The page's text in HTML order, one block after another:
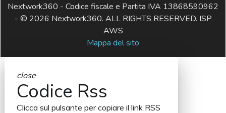
Nextwork360 - Codice fiscale e Partita IVA 13868590962
- © 2026 Nextwork360. ALL RIGHTS RESERVED. ISP
AWS
Mappa del sito
close
Codice Rss
Clicca sul pulsante per copiare il link RSS